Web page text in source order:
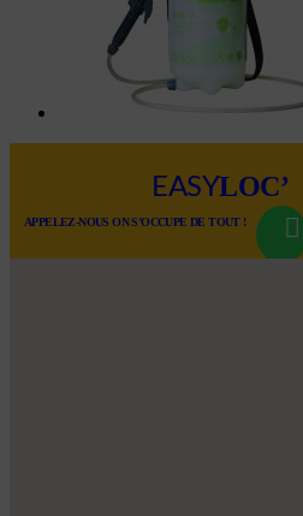
EASYLOC’
APPELEZ-NOUS ON S’OCCUPE DE TOUT !